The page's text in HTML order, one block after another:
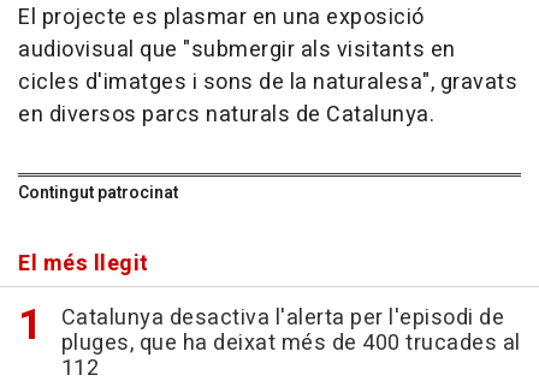
El projecte es plasmar en una exposició
audiovisual que "submergir als visitants en
cicles d'imatges i sons de la naturalesa", gravats
en diversos parcs naturals de Catalunya.
Contingut patrocinat
El més llegit
Catalunya desactiva l'alerta per l'episodi de
pluges, que ha deixat més de 400 trucades al
112